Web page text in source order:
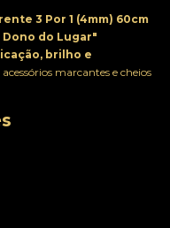
3 Por 1 (4mm) 60cm
do Lugar"
brilho e
marcantes e cheios